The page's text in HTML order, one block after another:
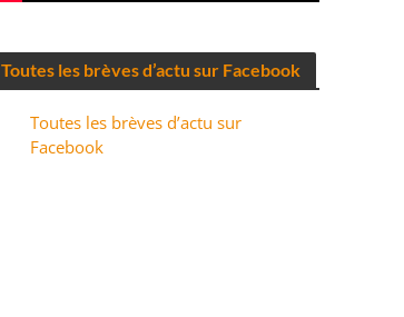
Toutes les brèves d’actu sur Facebook
Toutes les brèves d’actu sur
Facebook